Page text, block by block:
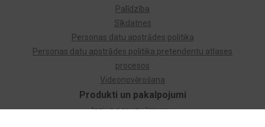
Produkti un pakalpojumi
Izziņa par uzņēmumu
Palīdzība
Sīkdatnes
Personas datu apstrādes politika
Personas datu apstrādes politika pretendentu atlases
procesos
Videonovērošana